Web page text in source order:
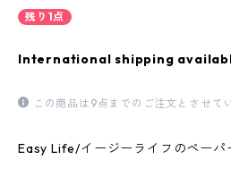
残り1点
International shipping
この商品は9点までのご注文とさせて
Easy Life/イージーライフのペーパ